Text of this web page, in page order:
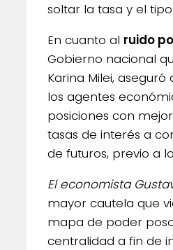
soltar la tasa y el
En cuanto al ruido
Gobierno nacional
Karina Milei, aseguró
los agentes
posiciones con
tasas de interés a
de futuros, previo a
El economista
mayor cautela que
mapa de poder
centralidad a fin de